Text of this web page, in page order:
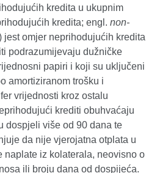
kredita u ukupnim
kredita; engl. non-
jest omjer neprihodujućih kredita
podrazumijevaju dužničke
papiri i koji su uključeni
amortiziranom trošku i
vrijednosti kroz ostalu
krediti obuhvaćaju
dospjeli više od 90 dana te
da nije vjerojatna otplata u
naplate iz kolaterala, neovisno o
ili broju dana od dospijeća.